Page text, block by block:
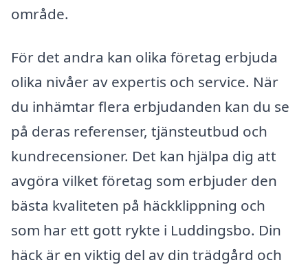
område.
För det andra kan olika företag erbjuda
olika nivåer av expertis och service. När
du inhämtar flera erbjudanden kan du se
på deras referenser, tjänsteutbud och
kundrecensioner. Det kan hjälpa dig att
avgöra vilket företag som erbjuder den
bästa kvaliteten på häckklippning och
som har ett gott rykte i Luddingsbo. Din
häck är en viktig del av din trädgård och